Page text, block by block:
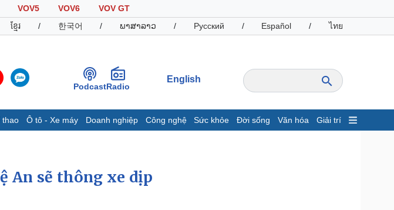
VOV5 VOV6
VOV GT
ខ្មែរ / 한국어 / ພາສາລາວ / Русский / Español / ไทย
PodcastRadio
English
thao Ô tô - Xe máy Doanh nghiệp Công nghệ Sức khỏe Đời sống Văn hóa Giải trí
Ảnh
E-Magazine
Khởi nghiệp
An sẽ thông xe dịp